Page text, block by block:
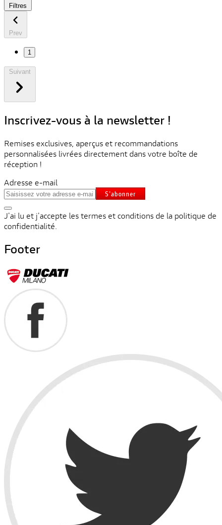
Filtres
Prev
1
Inscrivez-vous à la newsletter !
Remises exclusives, aperçus et recommandations
personnalisées livrées directement dans votre boîte de
réception !
Adresse e-mail
S'abonner
J'ai lu et j'accepte les termes et conditions de la politique de
confidentialité.
Footer